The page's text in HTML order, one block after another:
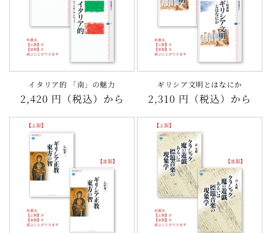
イタリア的 「南」の魅力
通
常
価
2,420 円（税込）から
ギリシア文明とはなにか
通
常
価
格
2,310 円（税込）から